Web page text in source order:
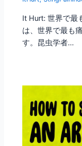
It Hurt: 世界で最
は、世界で最も
す。昆虫学者…